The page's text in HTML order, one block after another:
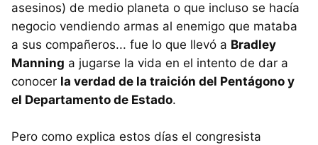
asesinos) de medio planeta o que incluso se hacía
negocio vendiendo armas al enemigo que mataba
a sus compañeros... fue lo que llevó a Bradley
Manning a jugarse la vida en el intento de dar a
conocer la verdad de la traición del Pentágono y
el Departamento de Estado.
Pero como explica estos días el congresista